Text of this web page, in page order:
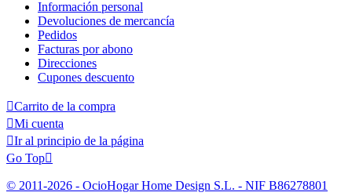
Información personal
Devoluciones de mercancía
Pedidos
Facturas por abono
Direcciones
Cupones descuento
Carrito de la compra
Mi cuenta
Ir al principio de la página
Go Top
© 2011-2026 - OcioHogar Home Design S.L. - NIF B86278801